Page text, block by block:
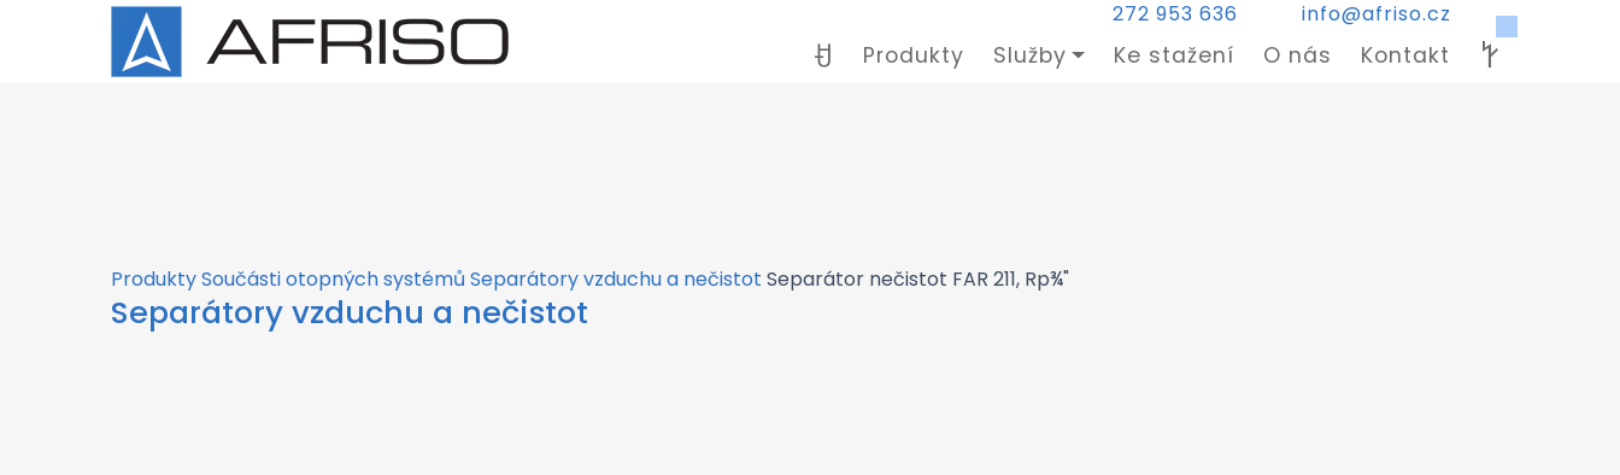
272 953 636 info@afriso.cz
Produkty Služby Ke stažení O nás Kontakt
ProduktySoučásti otopných systémů Separátory vzduchu a nečistot Separátor nečistot FAR 211, Rp¾"
Separátory vzduchu a nečistot